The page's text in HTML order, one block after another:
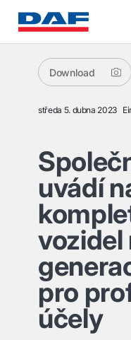
Download
středa 5. dubna 2023
uvádí
vozidel
pro
účely